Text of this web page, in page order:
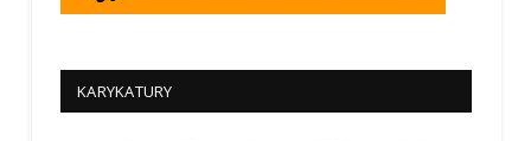
KARYKATURY